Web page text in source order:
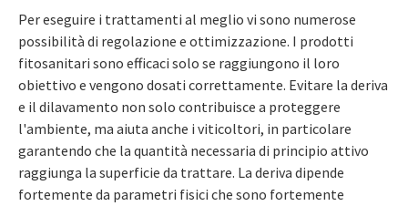
Per eseguire i trattamenti al meglio vi sono numerose
possibilità di regolazione e ottimizzazione. I prodotti
fitosanitari sono efficaci solo se raggiungono il loro
obiettivo e vengono dosati correttamente. Evitare la deriva
e il dilavamento non solo contribuisce a proteggere
l'ambiente, ma aiuta anche i viticoltori, in particolare
garantendo che la quantità necessaria di principio attivo
raggiunga la superficie da trattare. La deriva dipende
fortemente da parametri fisici che sono fortemente